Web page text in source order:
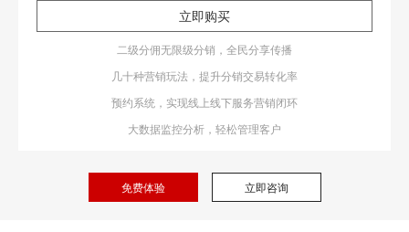
立即购买
二级分佣无限级分销，全民分享传播
几十种营销玩法，提升分销交易转化率
预约系统，实现线上线下服务营销闭环
大数据监控分析，轻松管理客户
免费体验 立即咨询